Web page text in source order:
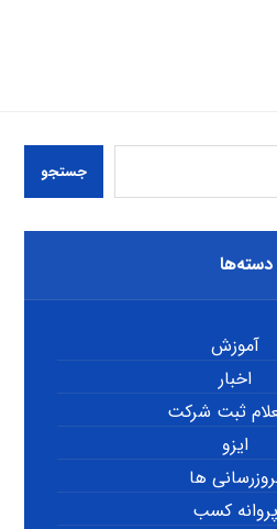
جستجو
دسته‌ها
آموزش
اخبار
ثبت شرکت
ایزو
ها
پروانه کسب